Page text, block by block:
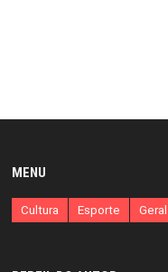
MENU
Cultura Esporte Geral